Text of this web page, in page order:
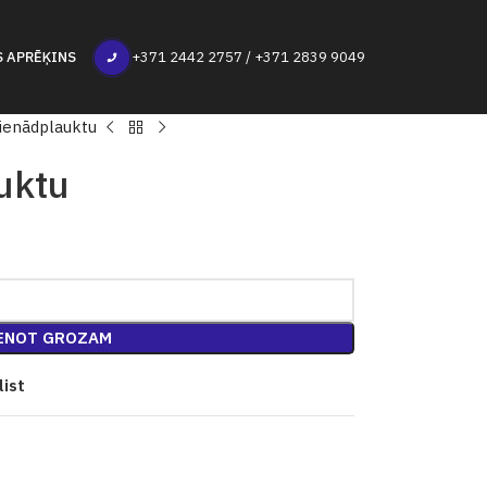
+371 2442 2757 / +371 2839 9049
GROZAM